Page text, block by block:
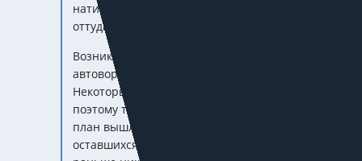
нативной рекламе и привлечению лидов
оттуда.
Возникли проблемы с софтом для
автоворонок, например, с SendPulse.
Некоторые сервисы покинули наш рынок,
поэтому тестируем новые. Для нас на первый
план вышла более глубокая проработка
оставшихся источников трафика. То, на что